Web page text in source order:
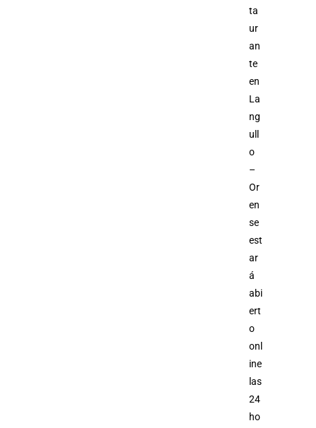
ta
ur
an
te
en
La
ng
ull
o
–
Or
en
se
est
ar
á
abi
ert
o
onl
ine
las
24
ho